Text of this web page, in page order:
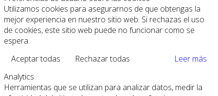
Utilizamos cookies para asegurarnos de que obtengas la
mejor experiencia en nuestro sitio web. Si rechazas el uso
de cookies, este sitio web puede no funcionar como se
espera.
Aceptar todas
Rechazar todas
Leer más
Analytics
Herramientas que se utilizan para analizar datos, medir la